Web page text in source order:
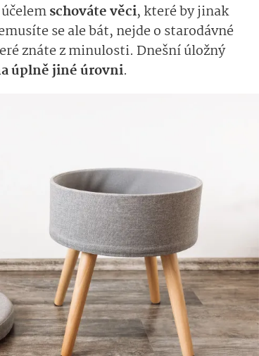
schováte věci, které by jinak
se ale bát, nejde o starodávné
znáte z minulosti. Dnešní úložný
úplně jiné úrovni.